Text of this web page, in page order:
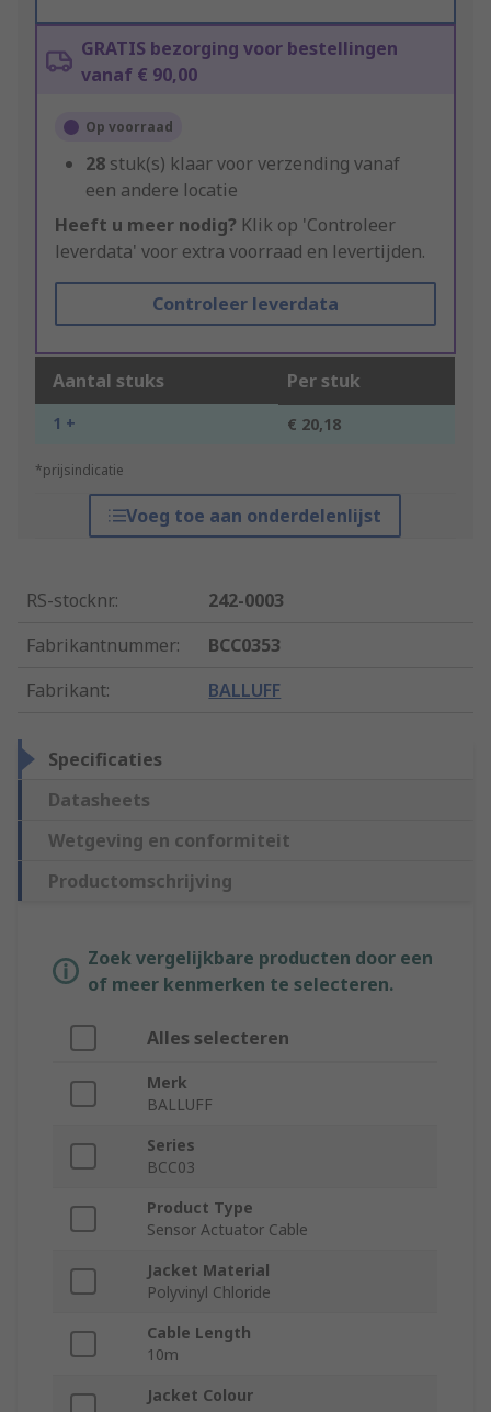
GRATIS bezorging voor bestellingen
vanaf € 90,00
Op voorraad
28 stuk(s) klaar voor verzending vanaf
een andere locatie
Heeft u meer nodig? Klik op 'Controleer
leverdata' voor extra voorraad en levertijden.
Controleer leverdata
Aantal stuks Per stuk
1 + € 20,18
*prijsindicatie
Voeg toe aan onderdelenlijst
RS-stocknr.:
242-0003
Fabrikantnummer:
BCC0353
Fabrikant: BALLUFF
Specificaties
Datasheets
Wetgeving en conformiteit
Productomschrijving
Zoek vergelijkbare producten door een
of meer kenmerken te selecteren.
Alles selecteren
Merk
BALLUFF
Series
BCC03
Product Type
Sensor Actuator Cable
Jacket Material
Polyvinyl Chloride
Cable Length
10m
Jacket Colour